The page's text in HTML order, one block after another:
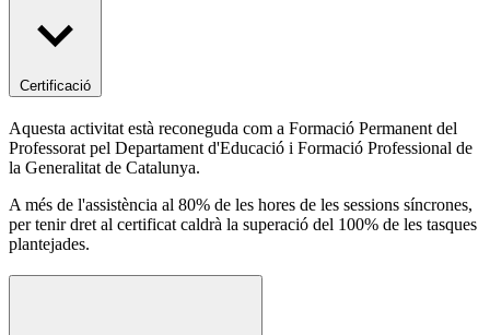
Certificació
Aquesta activitat està reconeguda com a Formació Permanent del
Professorat pel Departament d'Educació i Formació Professional de
la Generalitat de Catalunya.
A més de l'assistència al 80% de les hores de les sessions síncrones,
per tenir dret al certificat caldrà la superació del 100% de les tasques
plantejades.